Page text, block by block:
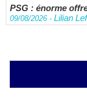
PSG : énorme
09/08/2026 - Lilian